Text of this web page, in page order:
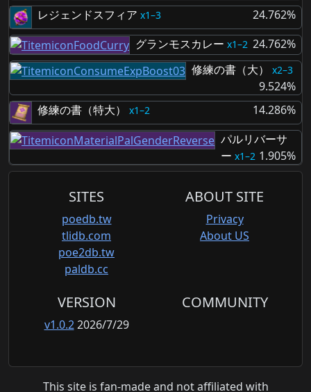
レジェンドスフィア
1–3
24.762%
グランモスカレー
1–2 24.762%
修練の書（大）
2–3
9.524%
修練の書（特大）
1–2
14.286%
パルリバーサ
ー
1–2 1.905%
SITES
poedb.tw
tlidb.com
poe2db.tw
paldb.cc
ABOUT SITE
Privacy
About US
VERSION
v1.0.22026/7/29
COMMUNITY
This site is fan-made and not affiliated with